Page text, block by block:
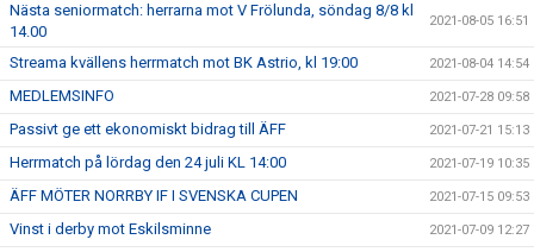
Nästa seniormatch: herrarna mot V Frölunda, söndag 8/8 kl
14.00
2021-08-05 16:51
Streama kvällens herrmatch mot BK Astrio, kl 19:00 2021-08-04 14:54
MEDLEMSINFO 2021-07-28 09:58
Passivt ge ett ekonomiskt bidrag till ÄFF 2021-07-21 15:13
Herrmatch på lördag den 24 juli KL 14:00 2021-07-19 10:35
ÄFF MÖTER NORRBY IF I SVENSKA CUPEN 2021-07-15 09:53
Vinst i derby mot Eskilsminne 2021-07-09 12:27